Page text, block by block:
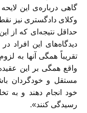
گاهی درباره‌ی این
وکلای دادگستری نیز
حداقل نتیجه‌ای که از
دیدگاه‌های این افراد
تقریباً همگی آنها به
واقع همگی بر این
مستقل و خودگردان
خود انجام دهند و به
رسیدگی کنند».